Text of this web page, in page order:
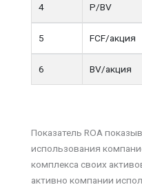
4 P/BV
5 FCF/акция
6 BV/акция
Показатель ROA
использования
комплекса своих
активно компании